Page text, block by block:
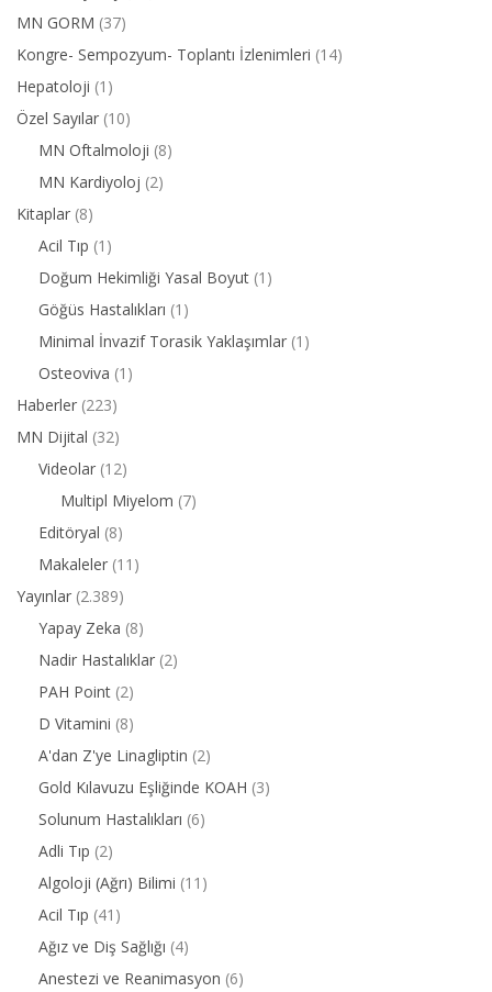
MN GORM (37)
Kongre- Sempozyum- Toplantı İzlenimleri (14)
Hepatoloji (1)
Özel Sayılar (10)
MN Oftalmoloji (8)
MN Kardiyoloj (2)
Kitaplar (8)
Acil Tıp (1)
Doğum Hekimliği Yasal Boyut (1)
Göğüs Hastalıkları (1)
Minimal İnvazif Torasik Yaklaşımlar (1)
Osteoviva (1)
Haberler (223)
MN Dijital (32)
Videolar (12)
Multipl Miyelom (7)
Editöryal (8)
Makaleler (11)
Yayınlar (2.389)
Yapay Zeka (8)
Nadir Hastalıklar (2)
PAH Point (2)
D Vitamini (8)
A'dan Z'ye Linagliptin (2)
Gold Kılavuzu Eşliğinde KOAH (3)
Solunum Hastalıkları (6)
Adli Tıp (2)
Algoloji (Ağrı) Bilimi (11)
Acil Tıp (41)
Ağız ve Diş Sağlığı (4)
Anestezi ve Reanimasyon (6)